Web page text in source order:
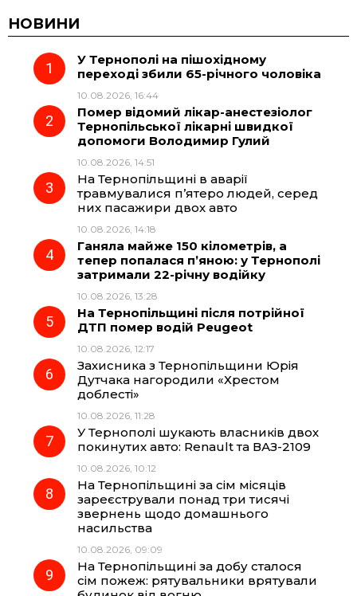
c
e
o
o
e
g
r
a
m
t
A
НОВИНИ
У Тернополі на пішохідному
переході збили 65-річного чоловіка
10.08.2026, 16:44
Помер відомий лікар-анестезіолог
Тернопільської лікарні швидкої
допомоги Володимир Гулий
10.08.2026, 14:51
На Тернопільщині в аварії
травмувалися п’ятеро людей, серед
них пасажири двох авто
10.08.2026, 14:18
Ганяла майже 150 кілометрів, а
тепер попалася п’яною: у Тернополі
затримали 22-річну водійку
10.08.2026, 13:28
На Тернопільщині після потрійної
ДТП помер водій Peugeot
10.08.2026, 12:17
Захисника з Тернопільщини Юрія
Дутчака нагородили «Хрестом
доблесті»
10.08.2026, 11:28
У Тернополі шукають власників двох
покинутих авто: Renault та ВАЗ-2109
10.08.2026, 10:12
На Тернопільщині за сім місяців
зареєстрували понад три тисячі
звернень щодо домашнього
насильства
10.08.2026, 09:09
На Тернопільщині за добу сталося
сім пожеж: рятувальники врятували